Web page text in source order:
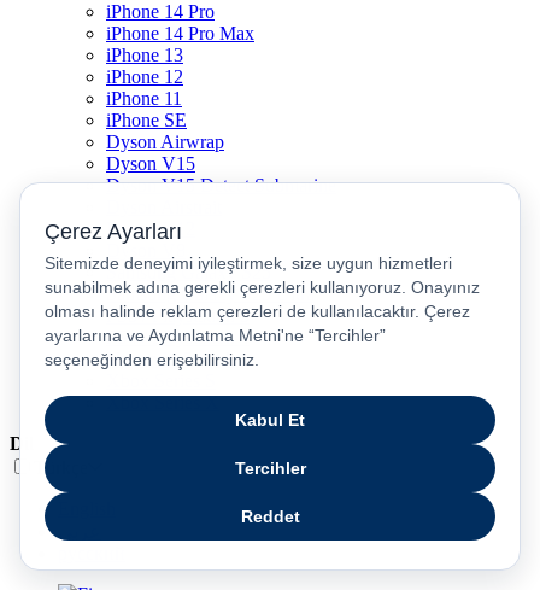
iPhone 14 Pro
iPhone 14 Pro Max
iPhone 13
iPhone 12
iPhone 11
iPhone SE
Dyson Airwrap
Dyson V15
Dyson V15 Detect Submarine
Dyson V12
Dyson V8
Samsung Galaxy S25
Samsung Galaxy S25 Ultra
PS5 / Playstation 5
PS4 / Playstation 4
Nintendo Switch
Xbox Series X
Dil
Türkçe